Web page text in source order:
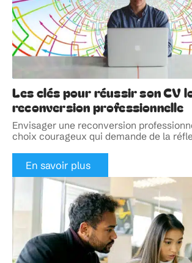
Les clés pour réussir son CV
reconversion professionnelle
Envisager une reconversion
choix courageux qui demande de la
En savoir plus